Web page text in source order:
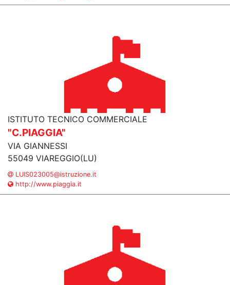
ISTITUTO TECNICO COMMERCIALE
"C.PIAGGIA"
VIA GIANNESSI
55049 VIAREGGIO(LU)
LUIS023005@istruzione.it
http://www.piaggia.it